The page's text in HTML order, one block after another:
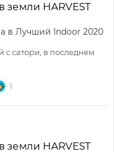
земли HARVEST
в Лучший Indoor 2020
с сатори, в последнем
1
земли HARVEST